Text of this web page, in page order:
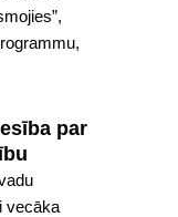
par
vecāka